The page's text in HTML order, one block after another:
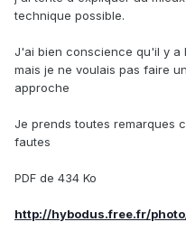
technique possible.
J'ai bien conscience qu'il y a
mais je ne voulais pas faire
approche
Je prends toutes remarques
fautes
PDF de 434 Ko
http://hybodus.free.fr/